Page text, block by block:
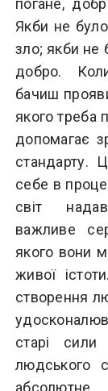
погане,
Якби не
зло; якби не
добро.
бачиш
якого треба
допомагає
стандарту.
себе в
світ
важливе
якого вони
живої
створення
старі
людського
абсолютне.